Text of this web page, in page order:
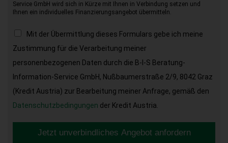
Service GmbH wird sich in Kürze mit Ihnen in Verbindung setzen und
Ihnen ein individuelles Finanzierungsangebot übermitteln.
Mit der Übermittlung dieses Formulars gebe ich meine
Zustimmung für die Verarbeitung meiner
personenbezogenen Daten durch die B-I-S Beratung-
Information-Service GmbH, Nußbaumerstraße 2/9, 8042 Graz
(Kredit Austria) zur Bearbeitung meiner Anfrage, gemäß den
Datenschutzbedingungen der Kredit Austria.
Jetzt unverbindliches Angebot anfordern